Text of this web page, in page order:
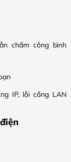
chấm công bình
IP, lỗi cổng LAN